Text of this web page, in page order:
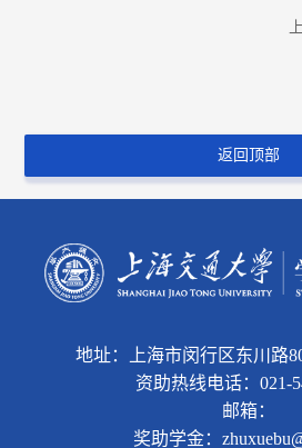
返回顶部
地址：上海市闵行区东川路
资助热线电话：021-
邮箱：
奖助学金：